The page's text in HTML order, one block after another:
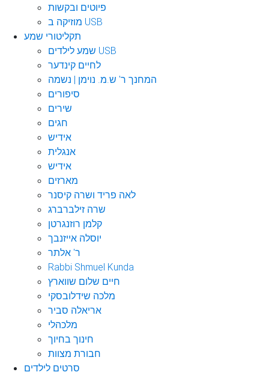
פיוטים ובקשות
מוזיקה ב USB
תקליטורי שמע
שמע לילדים USB
לחיים קינדער
המחנך ר' ש.מ. נוימן | נשמה
סיפורים
שירים
חגים
אידיש
אנגלית
אידיש
מארזים
לאה פריד ושרה קיסנר
שרה זילברברג
קלמן רוזנגרטן
יוסלה אייזנבך
ר' אלתר
Rabbi Shmuel Kunda
חיים שלום שווארץ
מלכה שידלובסקי
אריאלה סביר
מלכהלי
חינוך בחיוך
חבורת מצוות
סרטים לילדים